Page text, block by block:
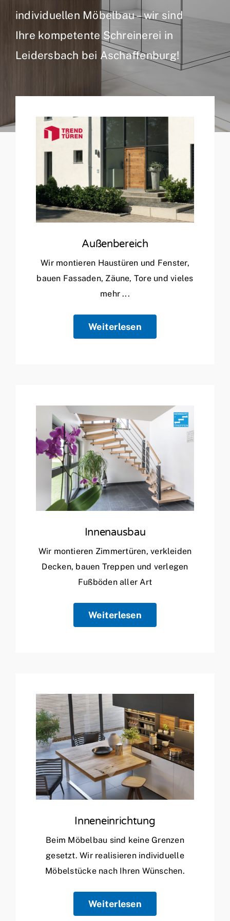
individuellen Möbelbau – wir sind
Ihre kompetente Schreinerei in
Leidersbach bei Aschaffenburg!
Außenbereich
Wir montieren Haustüren und Fenster,
bauen Fassaden, Zäune, Tore und vieles
mehr ...
Weiterlesen
Innenausbau
Wir montieren Zimmertüren, verkleiden
Decken, bauen Treppen und verlegen
Fußböden aller Art
Weiterlesen
Inneneinrichtung
Beim Möbelbau sind keine Grenzen
gesetzt. Wir realisieren individuelle
Möbelstücke nach Ihren Wünschen.
Weiterlesen